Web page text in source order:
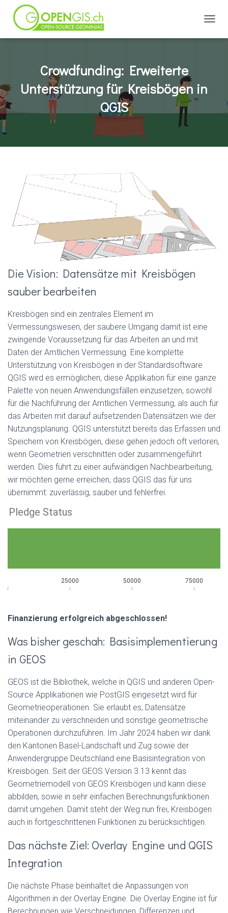
Crowdfunding: Erweiterte
Unterstützung für Kreisbögen in
QGIS
Die Vision: Datensätze mit Kreisbögen
sauber bearbeiten
Kreisbögen sind ein zentrales Element im
Vermessungswesen, der saubere Umgang damit ist eine
zwingende Voraussetzung für das Arbeiten an und mit
Daten der Amtlichen Vermessung. Eine komplette
Unterstützung von Kreisbögen in der Standardsoftware
QGIS wird es ermöglichen, diese Applikation für eine ganze
Palette von neuen Anwendungsfällen einzusetzen, sowohl
für die Nachführung der Amtlichen Vermessung, als auch für
das Arbeiten mit darauf aufsetzenden Datensätzen wie der
Nutzungsplanung. QGIS unterstützt bereits das Erfassen und
Speichern von Kreisbögen, diese gehen jedoch oft verloren,
wenn Geometrien verschnitten oder zusammengeführt
werden. Dies führt zu einer aufwändigen Nachbearbeitung,
wir möchten gerne erreichen, dass QGIS das für uns
übernimmt: zuverlässig, sauber und fehlerfrei.
Finanzierung erfolgreich abgeschlossen!
Was bisher geschah: Basisimplementierung
in GEOS
GEOS ist die Bibliothek, welche in QGIS und anderen Open-
Source Applikationen wie PostGIS eingesetzt wird für
Geometrieoperationen. Sie erlaubt es, Datensätze
miteinander zu verschneiden und sonstige geometrische
Operationen durchzuführen. Im Jahr 2024 haben wir dank
den Kantonen Basel-Landschaft und Zug sowie der
Anwendergruppe Deutschland eine Basisintegration von
Kreisbögen. Seit der GEOS Version 3.13 kennt das
Geometriemodell von GEOS Kreisbögen und kann diese
abbilden, sowie in sehr einfachen Berechnungsfunktionen
damit umgehen. Damit steht der Weg nun frei, Kreisbögen
auch in fortgeschrittenen Funktionen zu berücksichtigen.
Das nächste Ziel: Overlay Engine und QGIS
Integration
Die nächste Phase beinhaltet die Anpassungen von
Algorithmen in der Overlay Engine. Die Overlay Engine ist für